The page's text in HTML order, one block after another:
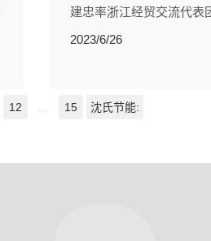
建忠率浙江经贸交流代表
本访问交流，沈氏节能股
2023/6/26
12 15 沈氏节能: